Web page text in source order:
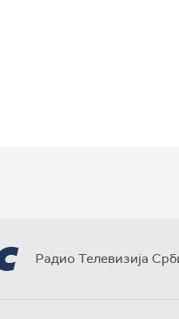
Радио Телевизија